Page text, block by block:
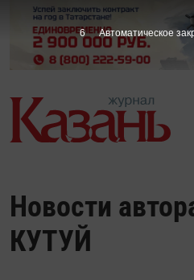
Новости
КУТУЙ
6 Автоматическое